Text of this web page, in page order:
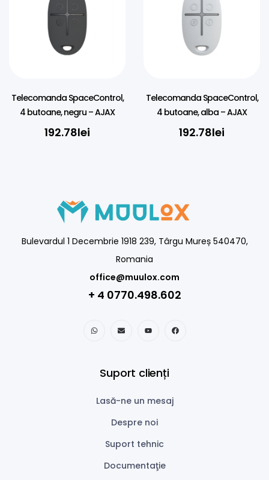
Telecomanda SpaceControl,
4 butoane, negru – AJAX
192.78lei
Telecomanda SpaceControl,
4 butoane, alba – AJAX
192.78lei
Bulevardul 1 Decembrie 1918 239, Târgu Mureș 540470,
Romania
office@muulox.com
+ 4 0770.498.602
Suport clienți
Lasă-ne un mesaj
Despre noi
Suport tehnic
Documentaţie